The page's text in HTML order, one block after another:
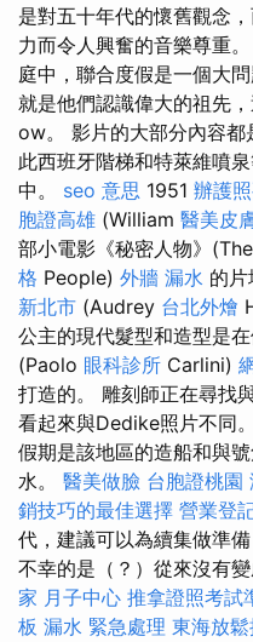
是對五十年代的懷舊觀念
力而令人興奮的音樂尊重
庭中，聯合度假是一個大
就是他們認識偉大的祖先
ow。 影片的大部分內容都
此西班牙階梯和特萊維噴
中。 seo 意思 1951 辦護
胞證高雄 (William 醫美皮
部小電影《秘密人物》(The
格 People) 外牆 漏水 的
新北市 (Audrey 台北外燴
公主的現代髮型和造型是
(Paolo 眼科診所 Carlini)
打造的。 雕刻師正在尋找
看起來與Dedike照片不同。
假期是該地區的造船和與
水。 醫美做臉 台胞證桃園
銷技巧的最佳選擇 營業登
代，建議可以為續集做準
不幸的是（？）從來沒有
家 月子中心 推拿證照考試
板 漏水 緊急處理 東海放